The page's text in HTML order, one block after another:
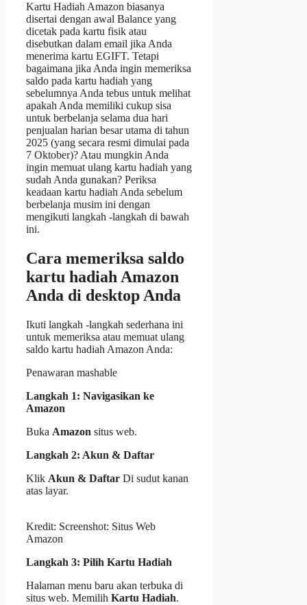
Kartu Hadiah Amazon biasanya
disertai dengan awal Balance yang
dicetak pada kartu fisik atau
disebutkan dalam email jika Anda
menerima kartu EGIFT. Tetapi
bagaimana jika Anda ingin memeriksa
saldo pada kartu hadiah yang
sebelumnya Anda tebus untuk melihat
apakah Anda memiliki cukup sisa
untuk berbelanja selama dua hari
penjualan harian besar utama di tahun
2025 (yang secara resmi dimulai pada
7 Oktober)? Atau mungkin Anda
ingin memuat ulang kartu hadiah yang
sudah Anda gunakan? Periksa
keadaan kartu hadiah Anda sebelum
berbelanja musim ini dengan
mengikuti langkah -langkah di bawah
ini.
Cara memeriksa saldo
kartu hadiah Amazon
Anda di desktop Anda
Ikuti langkah -langkah sederhana ini
untuk memeriksa atau memuat ulang
saldo kartu hadiah Amazon Anda:
Penawaran mashable
Langkah 1: Navigasikan ke
Amazon
Buka Amazon situs web.
Langkah 2: Akun & Daftar
Klik Akun & Daftar Di sudut kanan
atas layar.
Kredit: Screenshot: Situs Web
Amazon
Langkah 3: Pilih Kartu Hadiah
Halaman menu baru akan terbuka di
situs web. Memilih Kartu Hadiah.